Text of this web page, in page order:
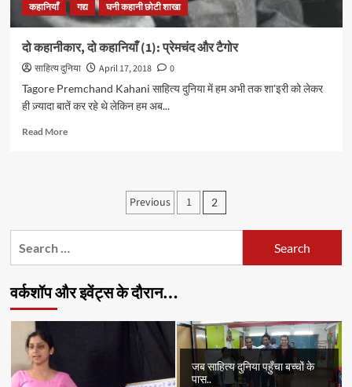
कहानियाँ गद्य घनी कहानी छोटी शाखा
दो कहानीकार, दो कहानियाँ (1): प्रेमचंद और टैगोर
साहित्य दुनिया April 17, 2018
0
Tagore Premchand Kahani साहित्य दुनिया में हम अभी तक शा'इरी को लेकर
ही ज़्यादा बातें कर रहे थे लेकिन हम अब...
Read MoreRead
(1):
प्रेमचंद
और
Posts
pagination
Previous 1 2
वर्कशॉप और इवेंट्स के दौरान…
जब साहित्य दुनिया पहुँचा बच्चों के
पास..